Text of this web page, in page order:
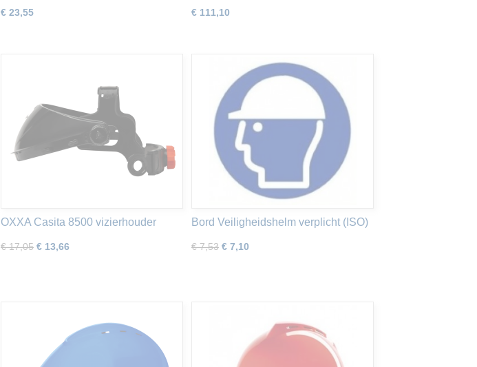
€ 23,55 € 111,10
OXXA Casita 8500 vizierhouder
€ 17,05 € 13,66
Bord Veiligheidshelm verplicht (ISO)
€ 7,53 € 7,10